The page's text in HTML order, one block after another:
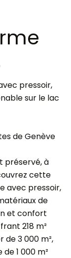
pressoir,
sur le lac
de Genève
préservé, à
cette
avec pressoir,
de
et confort
218 m²
de 3 000 m²,
1 000 m²